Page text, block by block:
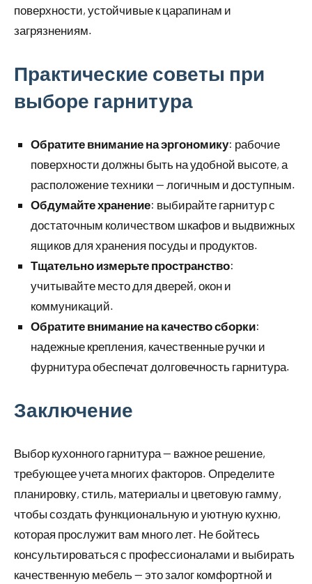
поверхности, устойчивые к царапинам и
загрязнениям.
Практические советы при
выборе гарнитура
Обратите внимание на эргономику: рабочие
поверхности должны быть на удобной высоте, а
расположение техники — логичным и доступным.
Обдумайте хранение: выбирайте гарнитур с
достаточным количеством шкафов и выдвижных
ящиков для хранения посуды и продуктов.
Тщательно измерьте пространство:
учитывайте место для дверей, окон и
коммуникаций.
Обратите внимание на качество сборки:
надежные крепления, качественные ручки и
фурнитура обеспечат долговечность гарнитура.
Заключение
Выбор кухонного гарнитура — важное решение,
требующее учета многих факторов. Определите
планировку, стиль, материалы и цветовую гамму,
чтобы создать функциональную и уютную кухню,
которая прослужит вам много лет. Не бойтесь
консультироваться с профессионалами и выбирать
качественную мебель — это залог комфортной и